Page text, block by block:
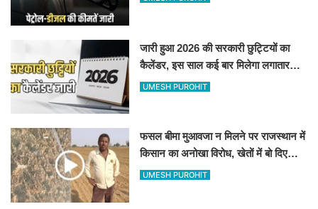
जारी हुआ 2026 की सरकारी छुट्टियों का
कैलेंडर, इस साल कई बार मिलेगा लगातार
अवकाश, देखें
UMESH PUROHIT
फसल बीमा मुआवजा न मिलने पर राजस्थान में
किसान का अनोखा विरोध, खेतों में बो दिए
500-500 रुपए के नोट, वीडियो वायरल
UMESH PUROHIT